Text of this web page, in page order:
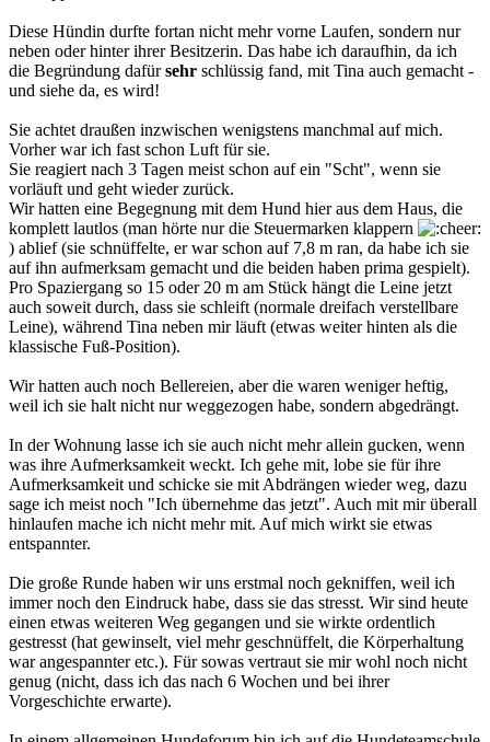
Diese Hündin durfte fortan nicht mehr vorne Laufen, sondern nur
neben oder hinter ihrer Besitzerin. Das habe ich daraufhin, da ich
die Begründung dafürsehr schlüssig fand, mit Tina auch gemacht -
und siehe da, es wird!
Sie achtet draußen inzwischen wenigstens manchmal auf mich.
Vorher war ich fast schon Luft für sie.
Sie reagiert nach 3 Tagen meist schon auf ein "Scht", wenn sie
vorläuft und geht wieder zurück.
Wir hatten eine Begegnung mit dem Hund hier aus dem Haus, die
komplett lautlos (man hörte nur die Steuermarken klappern
) ablief (sie schnüffelte, er war schon auf 7,8 m ran, da habe ich sie
auf ihn aufmerksam gemacht und die beiden haben prima gespielt).
Pro Spaziergang so 15 oder 20 m am Stück hängt die Leine jetzt
auch soweit durch, dass sie schleift (normale dreifach verstellbare
Leine), während Tina neben mir läuft (etwas weiter hinten als die
klassische Fuß-Position).
Wir hatten auch noch Bellereien, aber die waren weniger heftig,
weil ich sie halt nicht nur weggezogen habe, sondern abgedrängt.
In der Wohnung lasse ich sie auch nicht mehr allein gucken, wenn
was ihre Aufmerksamkeit weckt. Ich gehe mit, lobe sie für ihre
Aufmerksamkeit und schicke sie mit Abdrängen wieder weg, dazu
sage ich meist noch "Ich übernehme das jetzt". Auch mit mir überall
hinlaufen mache ich nicht mehr mit. Auf mich wirkt sie etwas
entspannter.
Die große Runde haben wir uns erstmal noch gekniffen, weil ich
immer noch den Eindruck habe, dass sie das stresst. Wir sind heute
einen etwas weiteren Weg gegangen und sie wirkte ordentlich
gestresst (hat gewinselt, viel mehr geschnüffelt, die Körperhaltung
war angespannter etc.). Für sowas vertraut sie mir wohl noch nicht
genug (nicht, dass ich das nach 6 Wochen und bei ihrer
Vorgeschichte erwarte).